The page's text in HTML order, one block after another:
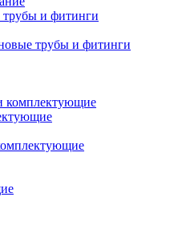
и фитинги
трубы и фитинги
комплектующие